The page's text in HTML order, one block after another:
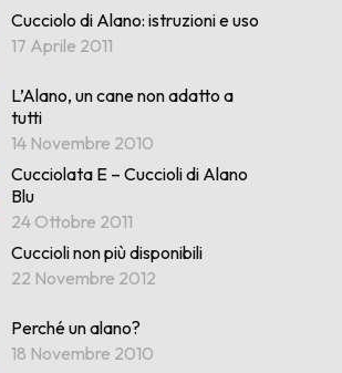
Cucciolo di Alano: istruzioni e uso
17 Aprile 2011
L’Alano, un cane non adatto a
tutti
14 Novembre 2010
Cucciolata E – Cuccioli di Alano
Blu
24 Ottobre 2011
Cuccioli non più disponibili
22 Novembre 2012
Perché un alano?
18 Novembre 2010